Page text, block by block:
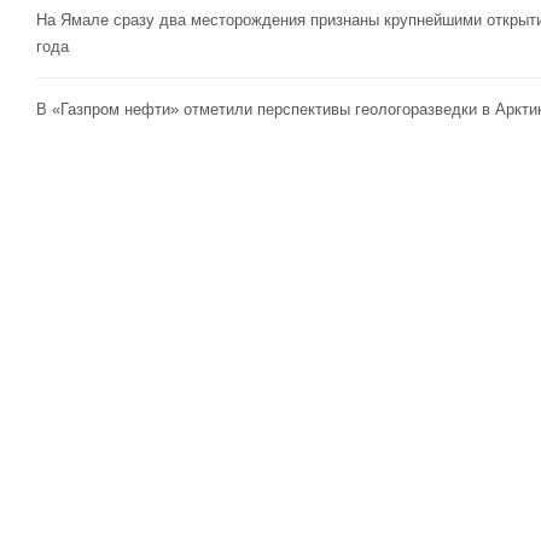
На Ямале сразу два месторождения признаны крупнейшими
года
В «Газпром нефти» отметили перспективы геологоразведки в